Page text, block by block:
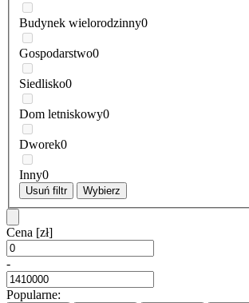
Budynek wielorodzinny0
Gospodarstwo0
Siedlisko0
Dom letniskowy0
Dworek0
Inny0
Usuń filtr Wybierz
Cena [zł]
-
Popularne: